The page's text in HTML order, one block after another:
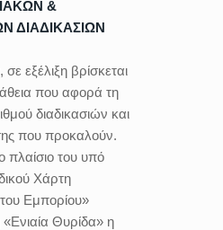
&
ΔΙΑΔΙΚΑΣΙΩΝ
εξέλιξη βρίσκεται
που αφορά τη
διαδικασιών και
που προκαλούν.
πλαίσιο του υπό
Χάρτη
Εμπορίου»
«Ενιαία Θυρίδα» η